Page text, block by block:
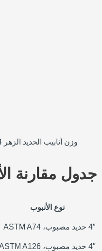
وزن أنابيب الحديد الزهر 4 بوصة: الجداول والحسابات (2025)
جدول مقارنة
نوع الأنبوب
4″ حديد مصبوب، ASTM A74
4″ حديد مصبوب، ASTM A126